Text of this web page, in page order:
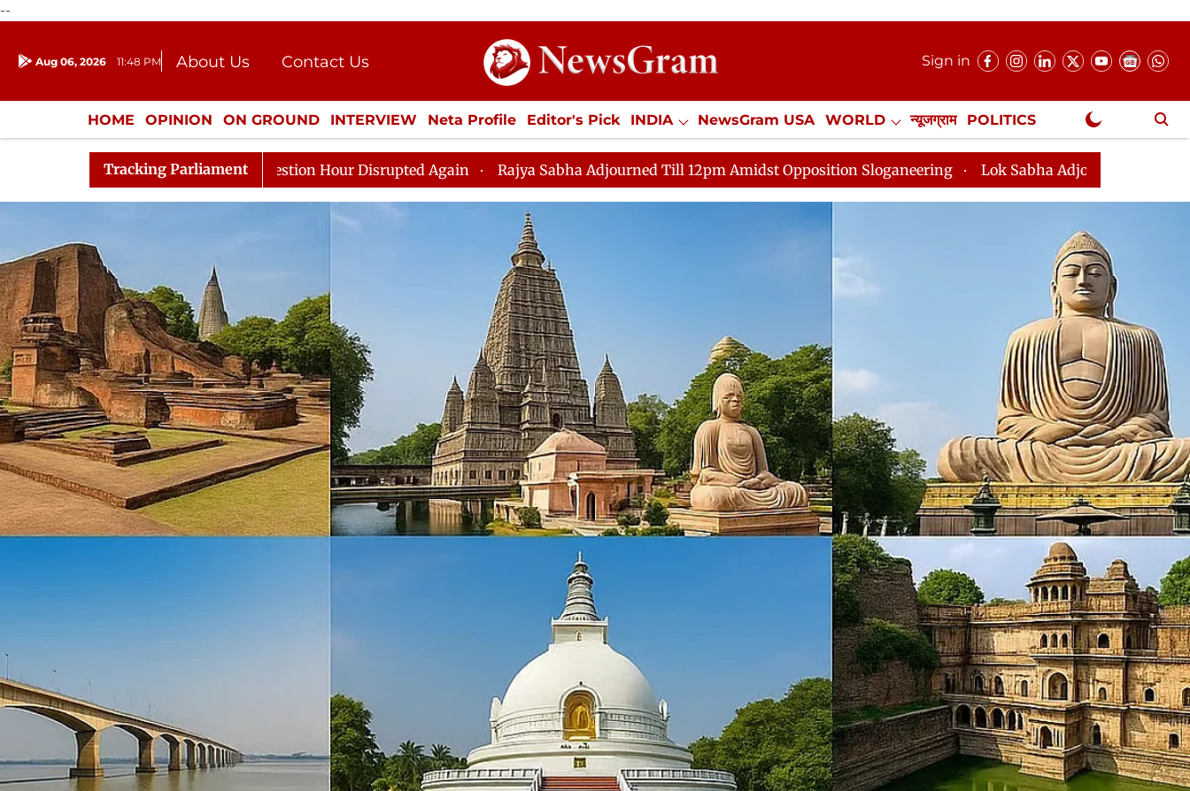
--
Aug 06, 2026 11:48 PM About Us
Contact Us
Donation
Press Kit
Sign in
HOME OPINION ON GROUND INTERVIEW Neta Profile Editor's Pick INDIA NewsGram USA WORLD न्यूजग्राम POLITICS
ENTERTAINMENT CULTURE LIFESTYLE ECONOMY SPORTS Jobs / Internships Misc. NewsGram Exclusive
Tracking Parliament
Question Hour Disrupted Again Rajya Sabha Adjourned Till 12pm Amidst Opposition Sloganeering Lok Sabha Adjourned Till 2pm Three Minutes After